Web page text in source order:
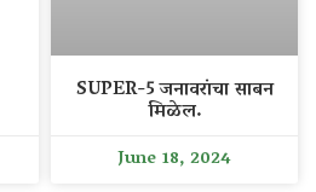
SUPER-5 जनावरांचा साबन
मिळेल.
June 18, 2024